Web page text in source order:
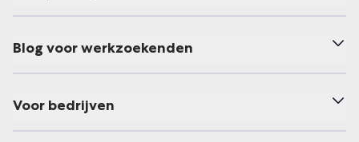
Blog voor werkzoekenden
Voor bedrijven